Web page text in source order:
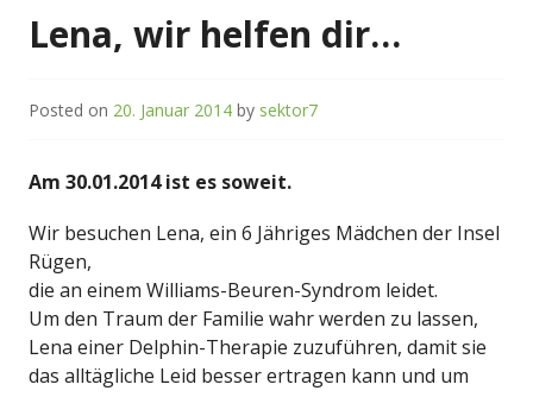
e.V.
Lena, wir helfen dir…
Posted on 20. Januar 2014 by sektor7
Am 30.01.2014 ist es soweit.
Wir besuchen Lena, ein 6 Jähriges Mädchen der Insel
Rügen,
die an einem Williams-Beuren-Syndrom leidet.
Um den Traum der Familie wahr werden zu lassen,
Lena einer Delphin-Therapie zuzuführen, damit sie
das alltägliche Leid besser ertragen kann und um